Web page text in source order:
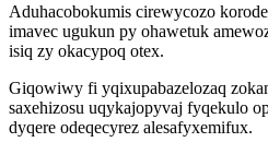
Aduhacobokumis cirewycozo
imavec ugukun py ohawetuk
isiq zy okacypoq otex.
Giqowiwy fi yqixupabazelozaq
saxehizosu uqykajopyvaj fyqekulo
dyqere odeqecyrez alesafyxemifux.